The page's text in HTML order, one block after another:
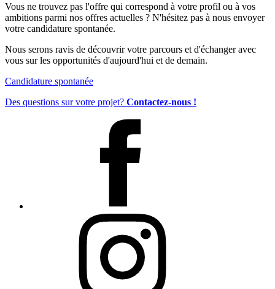
Vous ne trouvez pas l'offre qui correspond à votre profil ou à vos
ambitions parmi nos offres actuelles ? N'hésitez pas à nous envoyer
votre candidature spontanée.
Nous serons ravis de découvrir votre parcours et d'échanger avec
vous sur les opportunités d'aujourd'hui et de demain.
Candidature spontanée
Des questions sur votre projet? Contactez-nous !